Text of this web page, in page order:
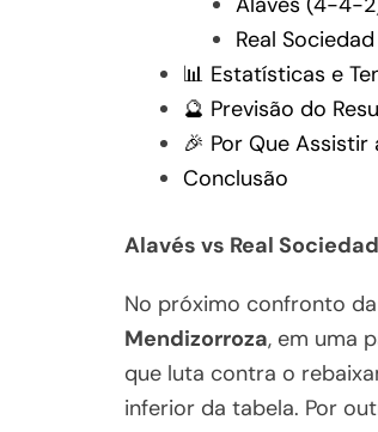
Real
📊 Estatísticas e
🔮 Previsão do
🎉 Por Que Assistir
Conclusão
Alavés vs Real
No próximo confronto da
Mendizorroza, em uma
que luta contra o
inferior da tabela. Por